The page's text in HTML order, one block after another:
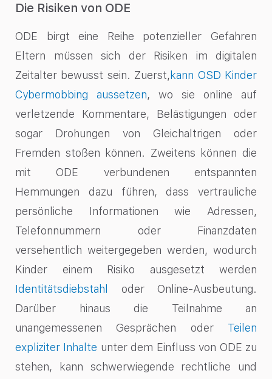
Die Risiken von ODE
ODE birgt eine Reihe potenzieller Gefahren
Eltern müssen sich der Risiken im digitalen
Zeitalter bewusst sein. Zuerst,kann OSD Kinder
Cybermobbing aussetzen, wo sie online auf
verletzende Kommentare, Belästigungen oder
sogar Drohungen von Gleichaltrigen oder
Fremden stoßen können. Zweitens können die
mit ODE verbundenen entspannten
Hemmungen dazu führen, dass vertrauliche
persönliche Informationen wie Adressen,
Telefonnummern oder Finanzdaten
versehentlich weitergegeben werden, wodurch
Kinder einem Risiko ausgesetzt werden
Identitätsdiebstahl
oder Online-Ausbeutung.
Darüber hinaus die Teilnahme an
unangemessenen Gesprächen oder Teilen
expliziter Inhalte unter dem Einfluss von ODE zu
stehen, kann schwerwiegende rechtliche und